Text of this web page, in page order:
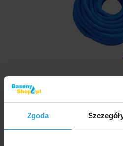
Zgoda 17,27
do